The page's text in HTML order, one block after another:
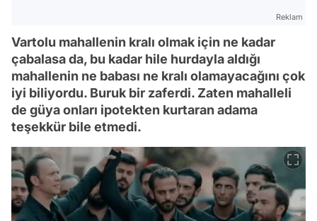
Reklam
Vartolu mahallenin kralı olmak için ne kadar
çabalasa da, bu kadar hile hurdayla aldığı
mahallenin ne babası ne kralı olamayacağını çok
iyi biliyordu. Buruk bir zaferdi. Zaten mahalleli
de güya onları ipotekten kurtaran adama
teşekkür bile etmedi.